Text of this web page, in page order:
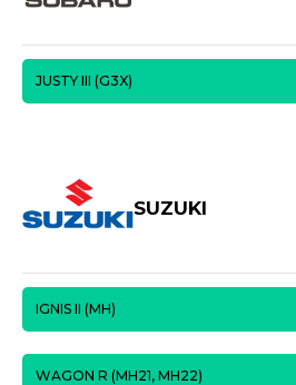
JUSTY III (G3X)
SUZUKI
IGNIS II (MH)
WAGON R (MH21, MH22)